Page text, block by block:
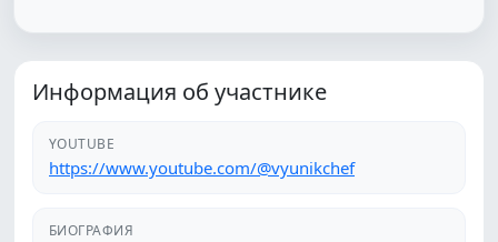
Информация об участнике
YOUTUBE
https://www.youtube.com/@vyunikchef
БИОГРАФИЯ